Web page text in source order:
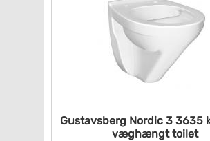
Gustavsberg Nordic 3 3635
væghængt toilet